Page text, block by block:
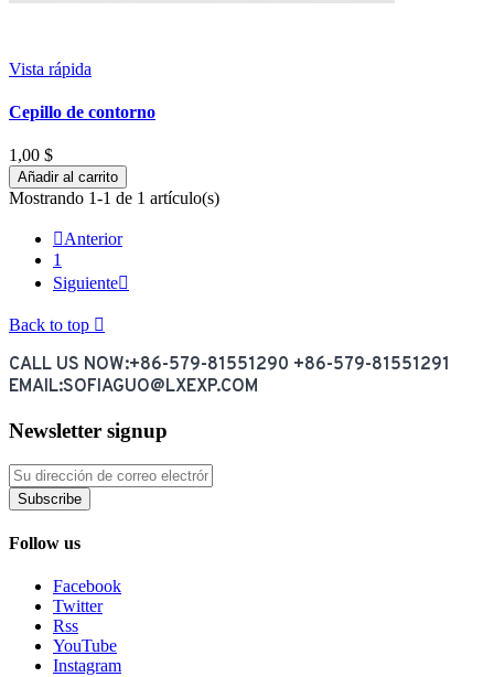
Vista rápida
Cepillo de contorno
1,00 $
Añadir al carrito
Mostrando 1-1 de 1 artículo(s)
Anterior
1
Siguiente
Back to top 
CALL US NOW:+86-579-81551290 +86-579-81551291
EMAIL:SOFIAGUO@LXEXP.COM
Newsletter signup
Subscribe
Follow us
Facebook
Twitter
Rss
YouTube
Instagram